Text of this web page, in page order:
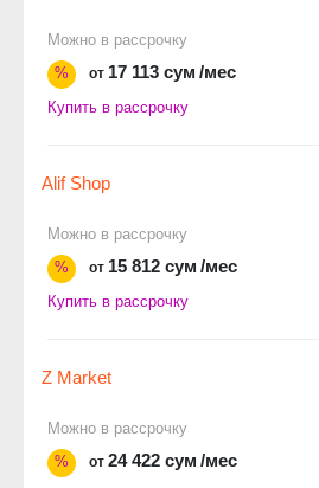
Можно в рассрочку
%
от 17 113 сум /мес
Купить в рассрочку
Alif Shop
Можно в рассрочку
%
от 15 812 сум /мес
Купить в рассрочку
Z Market
Можно в рассрочку
%
от 24 422 сум /мес